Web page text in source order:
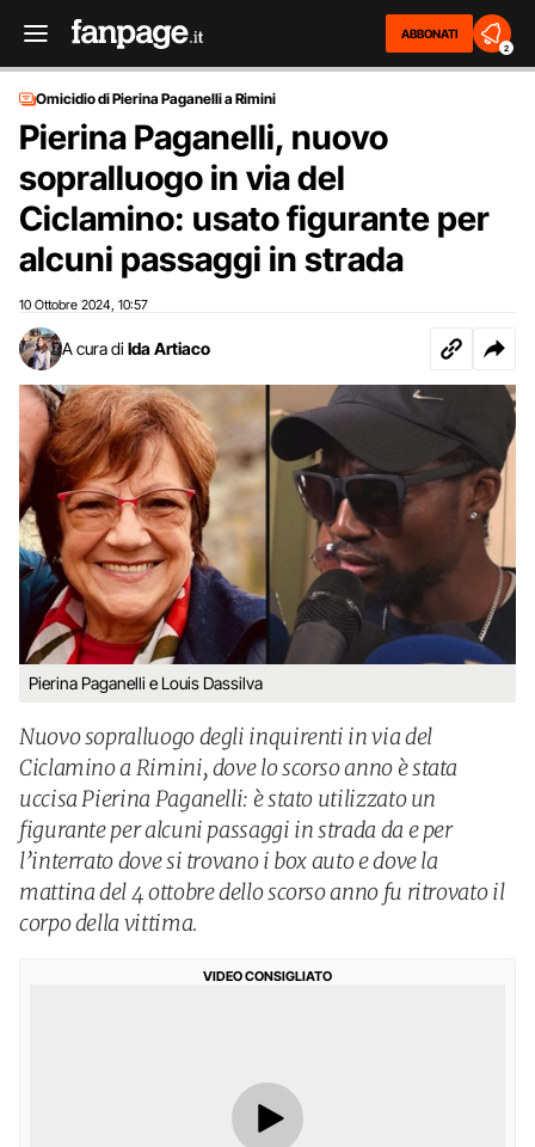
ABBONATI
2
Omicidio di Pierina Paganelli a Rimini
Pierina Paganelli, nuovo
sopralluogo in via del
Ciclamino: usato figurante per
alcuni passaggi in strada
10 Ottobre 2024 10:57
A cura di Ida Artiaco
Pierina Paganelli e Louis Dassilva
Nuovo sopralluogo degli inquirenti in via del
Ciclamino a Rimini, dove lo scorso anno è stata
uccisa Pierina Paganelli: è stato utilizzato un
figurante per alcuni passaggi in strada da e per
l’interrato dove si trovano i box auto e dove la
mattina del 4 ottobre dello scorso anno fu ritrovato il
corpo della vittima.
VIDEO CONSIGLIATO